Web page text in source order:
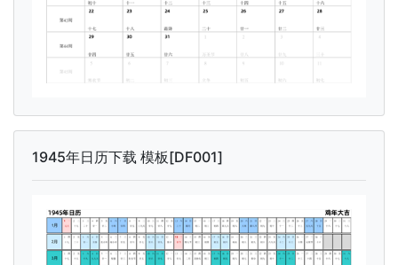
1945年日历下载 模板[DF001]